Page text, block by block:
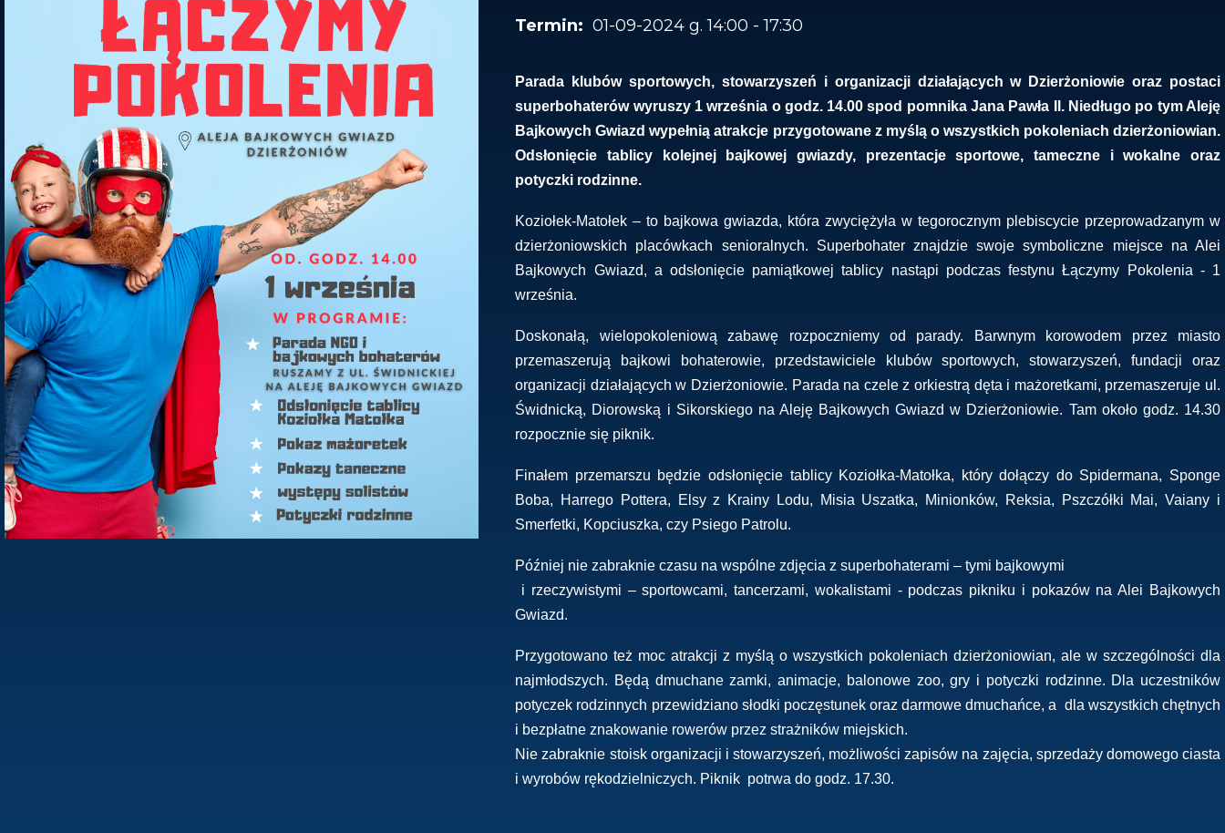
01-09-2024 g. 14:00 - 17:30
Parada klubów sportowych, stowarzyszeń i organizacji działających w Dzierżoniowie oraz postaci
superbohaterów wyruszy 1 września o godz. 14.00 spod pomnika Jana Pawła II. Niedługo po tym Aleję
Bajkowych Gwiazd wypełnią atrakcje przygotowane z myślą o wszystkich pokoleniach dzierżoniowian.
Odsłonięcie tablicy kolejnej bajkowej gwiazdy, prezentacje sportowe, tameczne i wokalne oraz
potyczki rodzinne.
Koziołek-Matołek – to bajkowa gwiazda, która zwyciężyła w tegorocznym plebiscycie przeprowadzanym w
dzierżoniowskich placówkach senioralnych. Superbohater znajdzie swoje symboliczne miejsce na Alei
Bajkowych Gwiazd, a odsłonięcie pamiątkowej tablicy nastąpi podczas festynu Łączymy Pokolenia - 1
września.
Doskonałą, wielopokoleniową zabawę rozpoczniemy od parady. Barwnym korowodem przez miasto
przemaszerują bajkowi bohaterowie, przedstawiciele klubów sportowych, stowarzyszeń, fundacji oraz
organizacji działających w Dzierżoniowie. Parada na czele z orkiestrą dęta i mażoretkami, przemaszeruje ul.
Świdnicką, Diorowską i Sikorskiego na Aleję Bajkowych Gwiazd w Dzierżoniowie. Tam około godz. 14.30
rozpocznie się piknik.
Finałem przemarszu będzie odsłonięcie tablicy Koziołka-Matołka, który dołączy do Spidermana, Sponge
Boba, Harrego Pottera, Elsy z Krainy Lodu, Misia Uszatka, Minionków, Reksia, Pszczółki Mai, Vaiany i
Smerfetki, Kopciuszka, czy Psiego Patrolu.
Później nie zabraknie czasu na wspólne zdjęcia z superbohaterami – tymi bajkowymi
i rzeczywistymi – sportowcami, tancerzami, wokalistami - podczas pikniku i pokazów na Alei Bajkowych
Gwiazd.
Przygotowano też moc atrakcji z myślą o wszystkich pokoleniach dzierżoniowian, ale w szczególności dla
najmłodszych. Będą dmuchane zamki, animacje, balonowe zoo, gry i potyczki rodzinne. Dla uczestników
potyczek rodzinnych przewidziano słodki poczęstunek oraz darmowe dmuchańce, a dla wszystkich chętnych
i bezpłatne znakowanie rowerów przez strażników miejskich.
Nie zabraknie stoisk organizacji i stowarzyszeń, możliwości zapisów na zajęcia, sprzedaży domowego ciasta
i wyrobów rękodzielniczych. Piknik potrwa do godz. 17.30.